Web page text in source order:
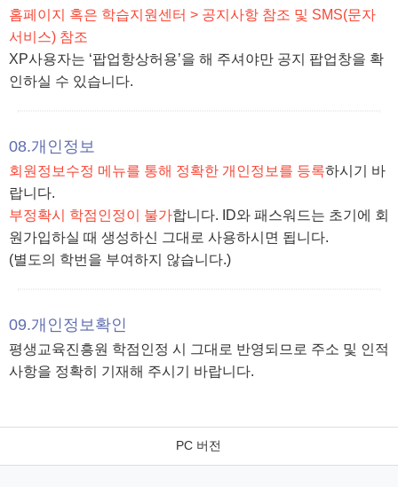
홈페이지 혹은 학습지원센터 > 공지사항 참조 및 SMS(문자
서비스) 참조
XP사용자는 ‘팝업항상허용’을 해 주셔야만 공지 팝업창을 확
인하실 수 있습니다.
08.개인정보
회원정보수정 메뉴를 통해 정확한 개인정보를 등록하시기 바
랍니다.
부정확시 학점인정이 불가합니다. ID와 패스워드는 초기에 회
원가입하실 때 생성하신 그대로 사용하시면 됩니다.
(별도의 학번을 부여하지 않습니다.)
09.개인정보확인
평생교육진흥원 학점인정 시 그대로 반영되므로 주소 및 인적
사항을 정확히 기재해 주시기 바랍니다.
PC 버전